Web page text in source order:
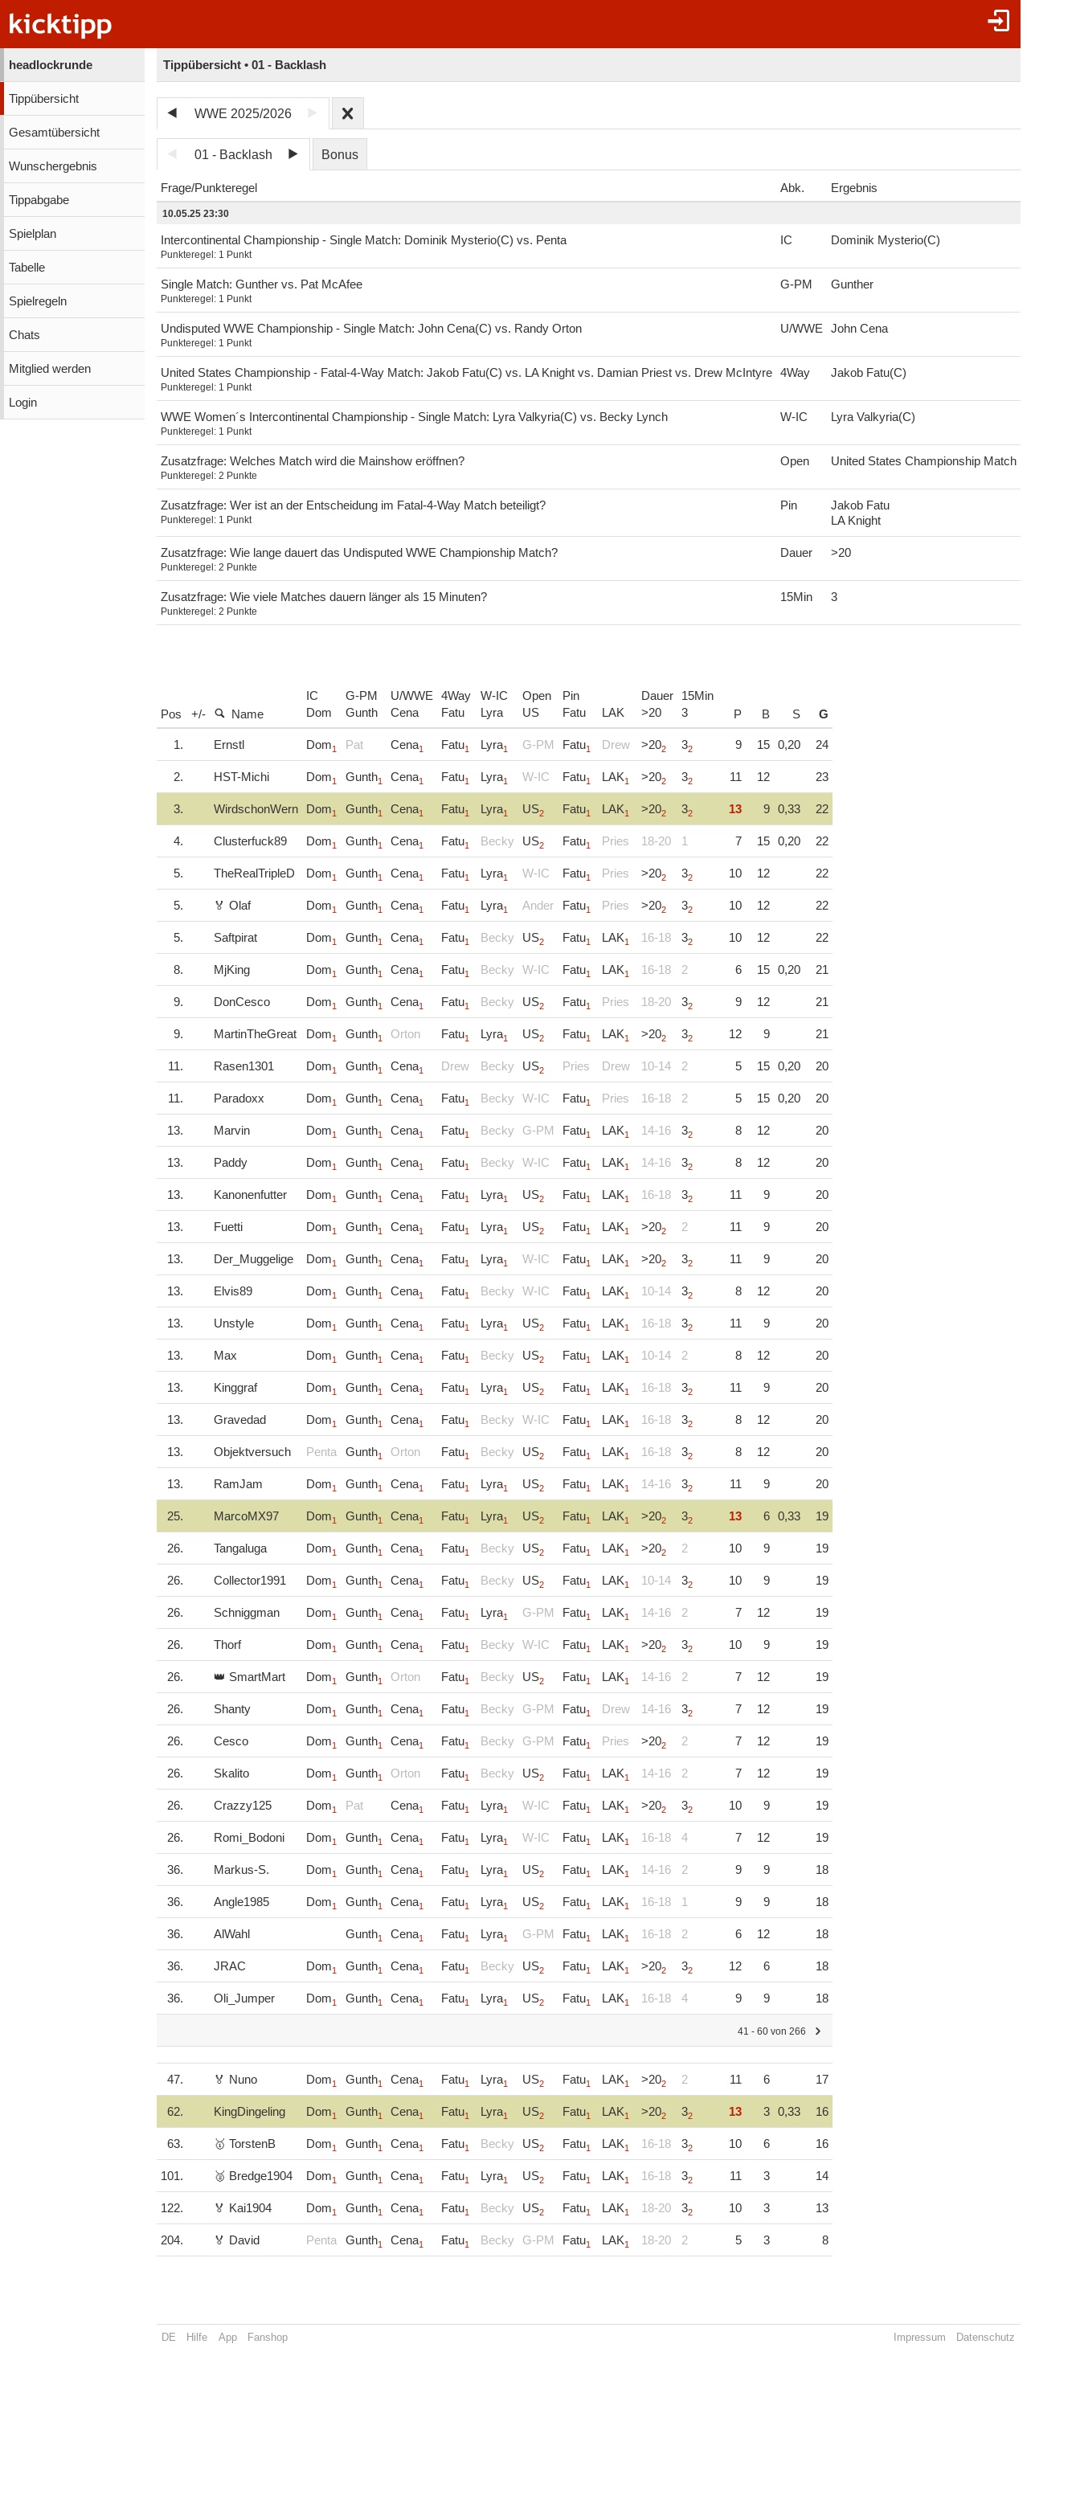
headlockrunde
Tippübersicht
Gesamtübersicht
Wunschergebnis
Tippabgabe
Spielplan
Tabelle
Spielregeln
Chats
Mitglied werden
Login
Tippübersicht • 01 - Backlash
WWE 2025/2026
01 - Backlash Bonus
Frage Punkteregel Abk. Ergebnis
10.05.25 23:30
Intercontinental Championship - Single Match: Dominik Mysterio(C) vs. Penta
Punkteregel: 1 Punkt
IC Dominik Mysterio(C)
Single Match: Gunther vs. Pat McAfee
Punkteregel: 1 Punkt
G-PM Gunther
Undisputed WWE Championship - Single Match: John Cena(C) vs. Randy Orton
Punkteregel: 1 Punkt
U/WWE John Cena
United States Championship - Fatal-4-Way Match: Jakob Fatu(C) vs. LA Knight vs. Damian Priest vs. Drew McIntyre
Punkteregel: 1 Punkt
4Way Jakob Fatu(C)
WWE Women´s Intercontinental Championship - Single Match: Lyra Valkyria(C) vs. Becky Lynch
Punkteregel: 1 Punkt
W-IC Lyra Valkyria(C)
Zusatzfrage: Welches Match wird die Mainshow eröffnen?
Punkteregel: 2 Punkte
Open United States Championship Match
Zusatzfrage: Wer ist an der Entscheidung im Fatal-4-Way Match beteiligt?
Punkteregel: 1 Punkt
Pin
Jakob Fatu
LA Knight
Zusatzfrage: Wie lange dauert das Undisputed WWE Championship Match?
Punkteregel: 2 Punkte
Dauer >20
Zusatzfrage: Wie viele Matches dauern länger als 15 Minuten?
Punkteregel: 2 Punkte
15Min 3
Pos +/- Name
IC
Dom
G-PM
Gunth
U/WWE
Cena
4Way
Fatu
W-IC
Lyra
Open
US
Pin
Fatu
LAK
Dauer
>20
15Min
3
P B S G
1. Ernstl Dom1 Pat Cena1 Fatu1 Lyra1 G-PM Fatu1 Drew >202 32 9 15 0,20 24
2. HST-Michi Dom1 Gunth1 Cena1 Fatu1 Lyra1 W-IC Fatu1 LAK1 >202 32 11 12 23
3. WirdschonWern Dom1 Gunth1 Cena1 Fatu1 Lyra1 US2 Fatu1 LAK1 >202 32 13 9 0,33 22
4. Clusterfuck89 Dom1 Gunth1 Cena1 Fatu1 Becky US2 Fatu1 Pries 18-20 1 7 15 0,20 22
5. TheRealTripleD Dom1 Gunth1 Cena1 Fatu1 Lyra1 W-IC Fatu1 Pries >202 32 10 12 22
5. 🏅 Olaf Dom1 Gunth1 Cena1 Fatu1 Lyra1 Ander Fatu1 Pries >202 32 10 12 22
5. Saftpirat Dom1 Gunth1 Cena1 Fatu1 Becky US2 Fatu1 LAK1 16-18 32 10 12 22
8. MjKing Dom1 Gunth1 Cena1 Fatu1 Becky W-IC Fatu1 LAK1 16-18 2 6 15 0,20 21
9. DonCesco Dom1 Gunth1 Cena1 Fatu1 Becky US2 Fatu1 Pries 18-20 32 9 12 21
9. MartinTheGreat Dom1 Gunth1 Orton Fatu1 Lyra1 US2 Fatu1 LAK1 >202 32 12 9 21
11. Rasen1301 Dom1 Gunth1 Cena1 Drew Becky US2 Pries Drew 10-14 2 5 15 0,20 20
11. Paradoxx Dom1 Gunth1 Cena1 Fatu1 Becky W-IC Fatu1 Pries 16-18 2 5 15 0,20 20
13. Marvin Dom1 Gunth1 Cena1 Fatu1 Becky G-PM Fatu1 LAK1 14-16 32 8 12 20
13. Paddy Dom1 Gunth1 Cena1 Fatu1 Becky W-IC Fatu1 LAK1 14-16 32 8 12 20
13. Kanonenfutter Dom1 Gunth1 Cena1 Fatu1 Lyra1 US2 Fatu1 LAK1 16-18 32 11 9 20
13. Fuetti Dom1 Gunth1 Cena1 Fatu1 Lyra1 US2 Fatu1 LAK1 >202 2 11 9 20
13. Der_Muggelige Dom1 Gunth1 Cena1 Fatu1 Lyra1 W-IC Fatu1 LAK1 >202 32 11 9 20
13. Elvis89 Dom1 Gunth1 Cena1 Fatu1 Becky W-IC Fatu1 LAK1 10-14 32 8 12 20
13. Unstyle Dom1 Gunth1 Cena1 Fatu1 Lyra1 US2 Fatu1 LAK1 16-18 32 11 9 20
13. Max Dom1 Gunth1 Cena1 Fatu1 Becky US2 Fatu1 LAK1 10-14 2 8 12 20
13. Kinggraf Dom1 Gunth1 Cena1 Fatu1 Lyra1 US2 Fatu1 LAK1 16-18 32 11 9 20
13. Gravedad Dom1 Gunth1 Cena1 Fatu1 Becky W-IC Fatu1 LAK1 16-18 32 8 12 20
13. Objektversuch Penta Gunth1 Orton Fatu1 Becky US2 Fatu1 LAK1 16-18 32 8 12 20
13. RamJam Dom1 Gunth1 Cena1 Fatu1 Lyra1 US2 Fatu1 LAK1 14-16 32 11 9 20
25. MarcoMX97 Dom1 Gunth1 Cena1 Fatu1 Lyra1 US2 Fatu1 LAK1 >202 32 13 6 0,33 19
26. Tangaluga Dom1 Gunth1 Cena1 Fatu1 Becky US2 Fatu1 LAK1 >202 2 10 9 19
26. Collector1991 Dom1 Gunth1 Cena1 Fatu1 Becky US2 Fatu1 LAK1 10-14 32 10 9 19
26. Schniggman Dom1 Gunth1 Cena1 Fatu1 Lyra1 G-PM Fatu1 LAK1 14-16 2 7 12 19
26. Thorf Dom1 Gunth1 Cena1 Fatu1 Becky W-IC Fatu1 LAK1 >202 32 10 9 19
26. 👑 SmartMart Dom1 Gunth1 Orton Fatu1 Becky US2 Fatu1 LAK1 14-16 2 7 12 19
26. Shanty Dom1 Gunth1 Cena1 Fatu1 Becky G-PM Fatu1 Drew 14-16 32 7 12 19
26. Cesco Dom1 Gunth1 Cena1 Fatu1 Becky G-PM Fatu1 Pries >202 2 7 12 19
26. Skalito Dom1 Gunth1 Orton Fatu1 Becky US2 Fatu1 LAK1 14-16 2 7 12 19
26. Crazzy125 Dom1 Pat Cena1 Fatu1 Lyra1 W-IC Fatu1 LAK1 >202 32 10 9 19
26. Romi_Bodoni Dom1 Gunth1 Cena1 Fatu1 Lyra1 W-IC Fatu1 LAK1 16-18 4 7 12 19
36. Markus-S. Dom1 Gunth1 Cena1 Fatu1 Lyra1 US2 Fatu1 LAK1 14-16 2 9 9 18
36. Angle1985 Dom1 Gunth1 Cena1 Fatu1 Lyra1 US2 Fatu1 LAK1 16-18 1 9 9 18
36. AlWahl Gunth1 Cena1 Fatu1 Lyra1 G-PM Fatu1 LAK1 16-18 2 6 12 18
36. JRAC Dom1 Gunth1 Cena1 Fatu1 Becky US2 Fatu1 LAK1 >202 32 12 6 18
36. Oli_Jumper Dom1 Gunth1 Cena1 Fatu1 Lyra1 US2 Fatu1 LAK1 16-18 4 9 9 18
41 - 60 von 266
47. 🏅 Nuno Dom1 Gunth1 Cena1 Fatu1 Lyra1 US2 Fatu1 LAK1 >202 2 11 6 17
62. KingDingeling Dom1 Gunth1 Cena1 Fatu1 Lyra1 US2 Fatu1 LAK1 >202 32 13 3 0,33 16
63. 🥇 TorstenB Dom1 Gunth1 Cena1 Fatu1 Becky US2 Fatu1 LAK1 16-18 32 10 6 16
101. 🥈 Bredge1904 Dom1 Gunth1 Cena1 Fatu1 Lyra1 US2 Fatu1 LAK1 16-18 32 11 3 14
122. 🏅 Kai1904 Dom1 Gunth1 Cena1 Fatu1 Becky US2 Fatu1 LAK1 18-20 32 10 3 13
204. 🏅 David Penta Gunth1 Cena1 Fatu1 Becky G-PM Fatu1 LAK1 18-20 2 5 3 8
DE Hilfe App Fanshop Impressum Datenschutz